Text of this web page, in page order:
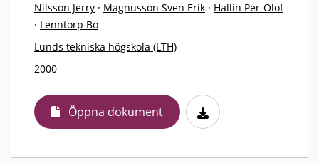
Nilsson Jerry · Magnusson Sven Erik · Hallin Per-Olof
· Lenntorp Bo
Lunds tekniska högskola (LTH)
2000
Öppna dokument